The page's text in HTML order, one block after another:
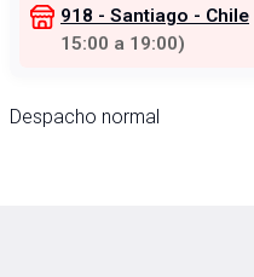
918 - Santiago - Chile
15:00 a 19:00)
Despacho normal